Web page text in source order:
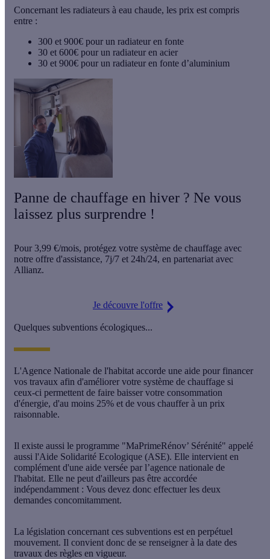
Concernant les radiateurs à eau chaude, les prix est compris
entre :
300 et 900€ pour un radiateur en fonte
30 et 600€ pour un radiateur en acier
30 et 900€ pour un radiateur en fonte d’aluminium
Panne de chauffage en hiver ? Ne vous
laissez plus surprendre !
Pour 3,99 €/mois, protégez votre système de chauffage avec
notre offre d'assistance, 7j/7 et 24h/24, en partenariat avec
Allianz.
Je découvre l'offre
Quelques subventions écologiques...
L'Agence Nationale de l'habitat accorde une aide pour financer
vos travaux afin d'améliorer votre système de chauffage si
ceux-ci permettent de faire baisser votre consommation
d'énergie, d'au moins 25% et de vous chauffer à un prix
raisonnable.
Il existe aussi le programme "MaPrimeRénov’ Sérénité" appelé
aussi l'Aide Solidarité Ecologique (ASE). Elle intervient en
complément d'une aide versée par l’agence nationale de
l'habitat. Elle ne peut d'ailleurs pas être accordée
indépendamment : Vous devez donc effectuer les deux
demandes concomitamment.
La législation concernant ces subventions est en perpétuel
mouvement. Il convient donc de se renseigner à la date des
travaux des règles en vigueur.